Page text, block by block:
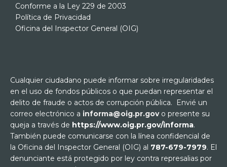
Conforme a la Ley 229 de 2003
Política de Privacidad
Oficina del Inspector General (OIG)
Cualquier ciudadano puede informar sobre irregularidades
en el uso de fondos públicos o que puedan representar el
delito de fraude o actos de corrupción pública. Envié un
correo electrónico a informa@oig.pr.govo presente su
queja a través de https://www.oig.pr.gov/informa.
También puede comunicarse con la línea confidencial de
la Oficina del Inspector General (OIG) al 787-679-7979. El
denunciante está protegido por ley contra represalias por